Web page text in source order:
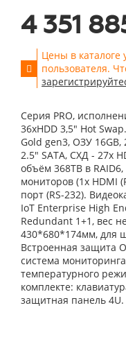
4 351
Цены в каталоге
пользователя.
Серия PRO,
36xHDD 3,5" Hot
Gold gen3, ОЗУ 16GB,
2.5" SATA, СХД - 27x
объём 368TB в
мониторов (1x HDMI
порт (RS-232).
IoT Enterprise High
Redundant 1+1, вес
430*680*174мм, для
Встроенная защита
система мониторинга
температурного
комплекте:
защитная панель 4U.